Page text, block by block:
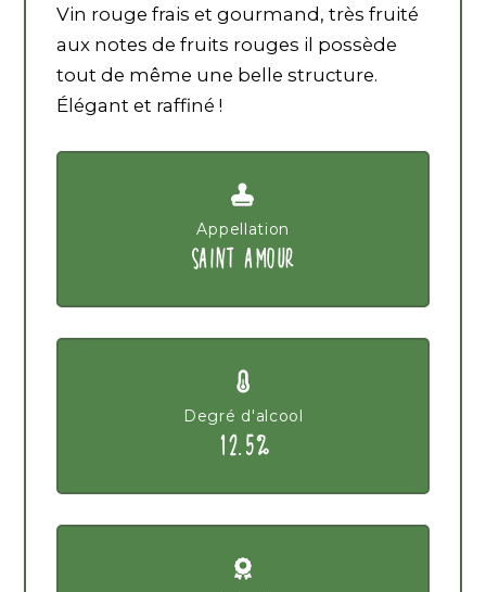
Vin rouge frais et gourmand, très fruité
aux notes de fruits rouges il possède
tout de même une belle structure.
Élégant et raffiné !
Appellation
SAINT AMOUR
Degré d'alcool
12.5%